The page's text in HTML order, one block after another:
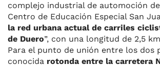
complejo industrial de automoción
Centro de Educación Especial San
la red urbana actual de carriles
de Duero”, con una longitud de 2,5
Para el punto de unión entre los dos
conocida rotonda entre la carretera